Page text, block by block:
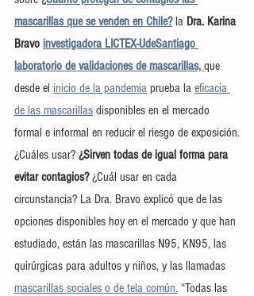
mascarillas que se venden en Chile? la Dra. Karina
Bravo investigadora LICTEX-UdeSantiago
laboratorio de validaciones de mascarillas, que
desde el inicio de la pandemia prueba la eficacia
de las mascarillas disponibles en el mercado
formal e informal en reducir el riesgo de exposición.
¿Cuáles usar? ¿Sirven todas de igual forma para
evitar contagios? ¿Cuál usar en cada
circunstancia? La Dra. Bravo explicó que de las
opciones disponibles hoy en el mercado y que han
estudiado, están las mascarillas N95, KN95, las
quirúrgicas para adultos y niños, y las llamadas
mascarillas sociales o de tela común. “Todas las